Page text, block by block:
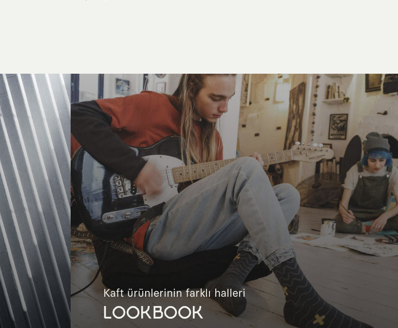
Kaft ürünlerinin farklı halleri
LOOKBOOK